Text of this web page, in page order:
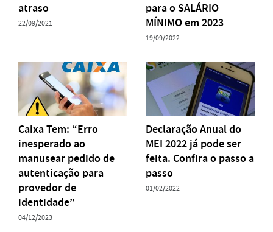
atraso
22/09/2021
para o SALÁRIO
MÍNIMO em 2023
19/09/2022
Caixa Tem: “Erro
inesperado ao
manusear pedido de
autenticação para
provedor de
identidade”
04/12/2023
Declaração Anual do
MEI 2022 já pode ser
feita. Confira o passo a
passo
01/02/2022